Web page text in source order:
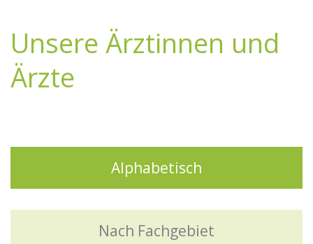
Unsere Ärztinnen und
Ärzte
Alphabetisch
Nach Fachgebiet